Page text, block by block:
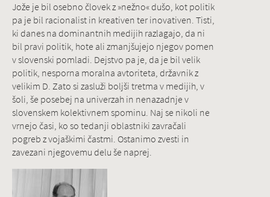
Jože je bil osebno človek z »nežno« dušo, kot politik
pa je bil racionalist in kreativen ter inovativen. Tisti,
ki danes na dominantnih medijih razlagajo, da ni
bil pravi politik, hote ali zmanjšujejo njegov pomen
v slovenski pomladi. Dejstvo pa je, da je bil velik
politik, nesporna moralna avtoriteta, državnik z
velikim D. Zato si zasluži boljši tretma v medijih, v
šoli, še posebej na univerzah in nenazadnje v
slovenskem kolektivnem spominu. Naj se nikoli ne
vrnejo časi, ko so tedanji oblastniki zavračali
pogreb z vojaškimi častmi. Ostanimo zvesti in
zavezani njegovemu delu še naprej.